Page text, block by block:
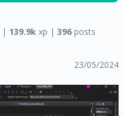
| 139.9k xp |396 posts
23/05/2024